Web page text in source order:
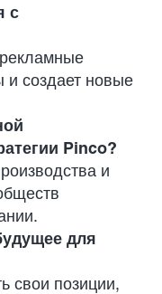
с
создает новые
Pinco?
и
для
свои позиции,